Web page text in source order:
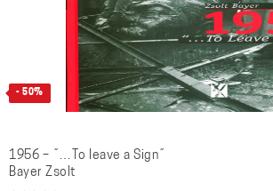
- 50%
1956 – ˝…To leave a Sign˝
Bayer Zsolt